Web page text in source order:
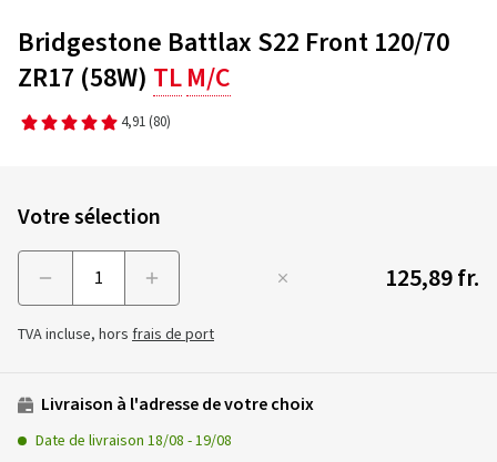
Bridgestone Battlax S22 Front 120/70
ZR17 (58W) TLM/C
4,91 (80)
Votre sélection
125,89 fr.
TVA incluse, hors frais de port
Livraison à l'adresse de votre choix
Date de livraison 18/08 -19/08